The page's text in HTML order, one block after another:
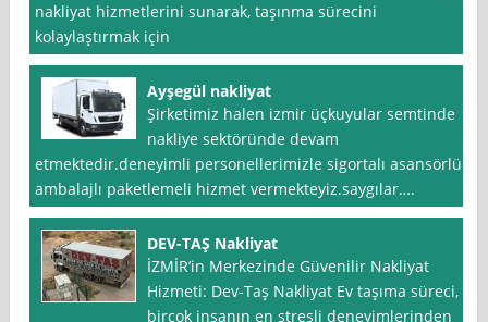
nakliyat hizmetlerini sunarak, taşınma sürecini
kolaylaştırmak için
Ayşegül nakliyat
Şirketimiz halen izmir üçkuyular semtinde
nakliye sektöründe devam
etmektedir.deneyimli personellerimizle sigortalı asansörlü
ambalajlı paketlemeli hizmet vermekteyiz.saygılar….
DEV-TAŞ Nakliyat
İZMİR’in Merkezinde Güvenilir Nakliyat
Hizmeti: Dev-Taş Nakliyat Ev taşıma süreci,
birçok insanın en stresli deneyimlerinden